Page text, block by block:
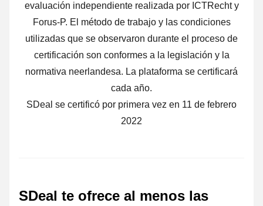
evaluación independiente realizada por ICTRecht y
Forus-P. El método de trabajo y las condiciones
utilizadas que se observaron durante el proceso de
certificación son conformes a la legislación y la
normativa neerlandesa. La plataforma se certificará
cada año.
SDeal se certificó por primera vez en 11 de febrero
2022
SDeal te ofrece al menos las